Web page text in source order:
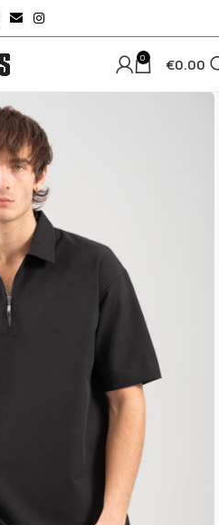
0 €0.00